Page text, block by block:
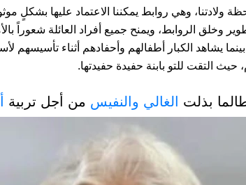
لحظة ولادتنا، وهي روابط يمكننا الاعتماد عليها
وخلق الروابط، ويمنح جميع أفراد العائلة شعوراً
يشاهد الكبار أطفالهم وأحفادهم أثناء تأسيسهم
التقت للتو بابنة حفيدة حفيدتها.
بذلت الغالي والنفيس من أجل تربية